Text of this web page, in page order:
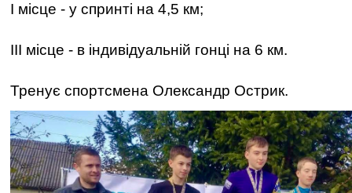
І місце - у спринті на 4,5 км;
ІІІ місце - в індивідуальній гонці на 6 км.
Тренує спортсмена Олександр Острик.